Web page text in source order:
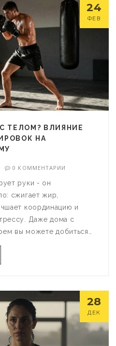
24
ФЕВ
ТЕЛОМ? ВЛИЯНИЕ
НА
0 КОММЕНТАРИИ
руки - он
сжигает жир,
координацию и
Даже дома с
вы можете добиться
28
ДЕК